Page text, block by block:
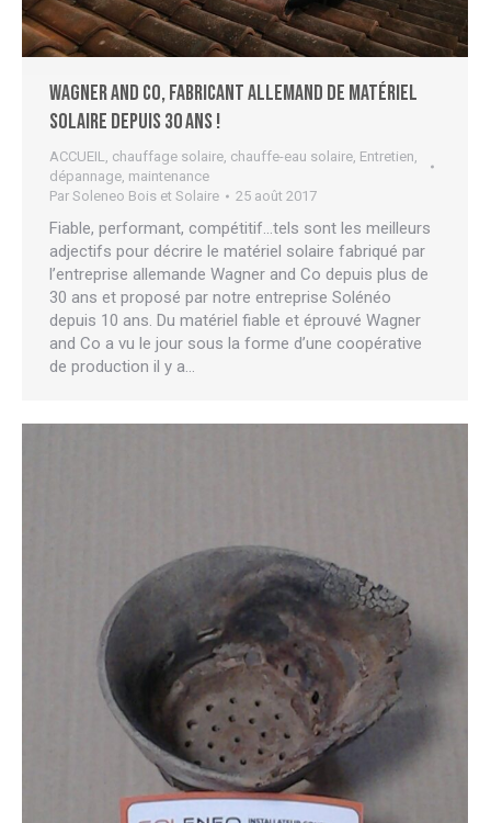
Wagner and Co, fabricant allemand de matériel
solaire depuis 30 ans !
ACCUEIL, chauffage solaire, chauffe-eau solaire, Entretien,
dépannage, maintenance
Par Soleneo Bois et Solaire 25 août 2017
Fiable, performant, compétitif…tels sont les meilleurs
adjectifs pour décrire le matériel solaire fabriqué par
l’entreprise allemande Wagner and Co depuis plus de
30 ans et proposé par notre entreprise Solénéo
depuis 10 ans. Du matériel fiable et éprouvé Wagner
and Co a vu le jour sous la forme d’une coopérative
de production il y a…